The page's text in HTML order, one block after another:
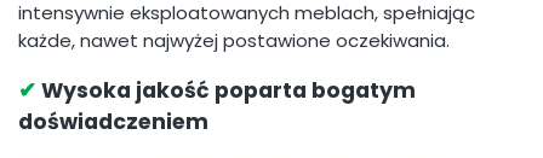
intensywnie eksploatowanych meblach, spełniając
każde, nawet najwyżej postawione oczekiwania.
✔ Wysoka jakość poparta bogatym
doświadczeniem